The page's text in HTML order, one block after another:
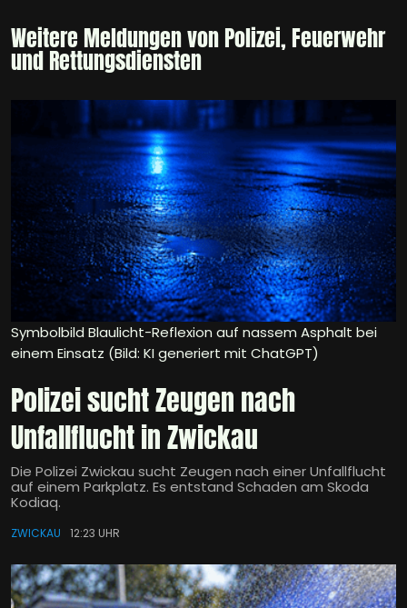
Weitere Meldungen von Polizei, Feuerwehr
und Rettungsdiensten
Symbolbild Blaulicht-Reflexion auf nassem Asphalt bei
einem Einsatz (Bild: KI generiert mit ChatGPT)
Polizei sucht Zeugen nach
Unfallflucht in Zwickau
Die Polizei Zwickau sucht Zeugen nach einer Unfallflucht
auf einem Parkplatz. Es entstand Schaden am Skoda
Kodiaq.
ZWICKAU 12:23 UHR